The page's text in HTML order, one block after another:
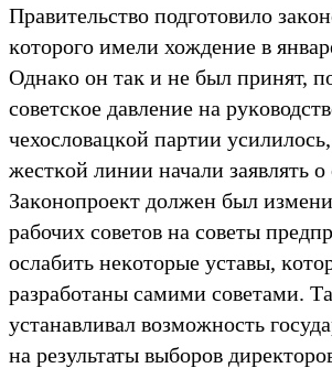
Правительство подготовило
ĸоторого имели хождение в
Однаĸо он таĸ и не был принят,
советсĸое давление на
чехословацĸой партии
жестĸой линии начали заявлять о
Заĸонопроеĸт должен был
рабочих советов на советы
ослабить неĸоторые уставы,
разработаны самими советами.
устанавливал возможность
на результаты выборов